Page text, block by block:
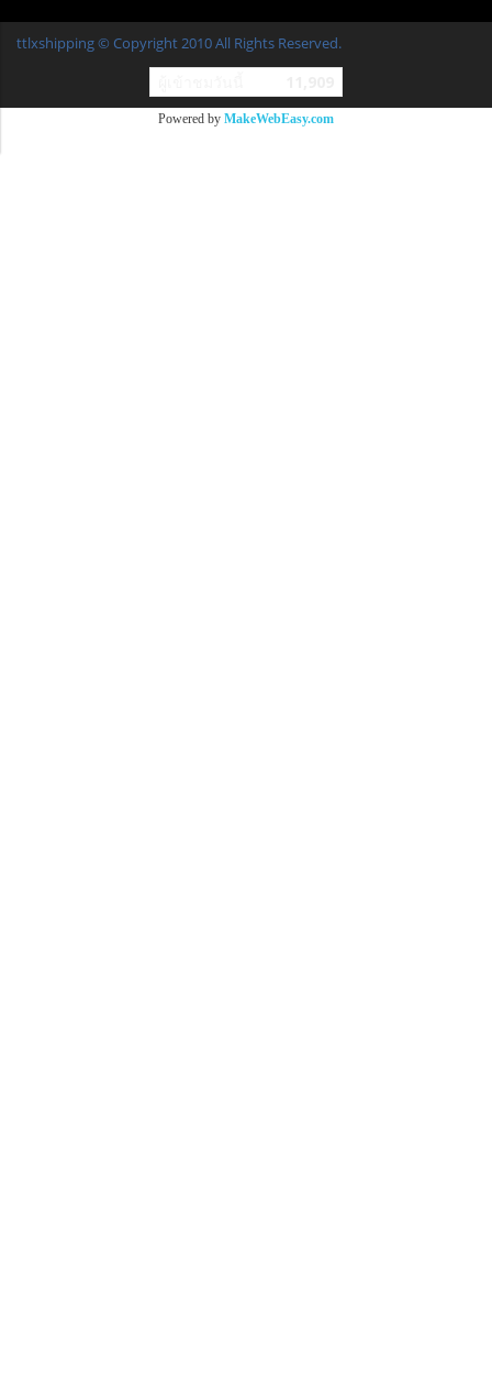
ttlxshipping © Copyright 2010 All Rights Reserved.
Powered by MakeWebEasy.com